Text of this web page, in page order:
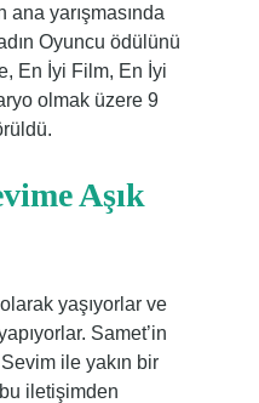
yarışmasında
Oyuncu ödülünü
En İyi Film, En İyi
olmak üzere 9
Aşık
yaşıyorlar ve
Samet’in
ile yakın bir
iletişimden